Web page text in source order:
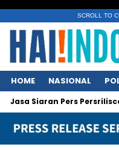
SCROLL TO
HOME NASIONAL
Siaran Pers